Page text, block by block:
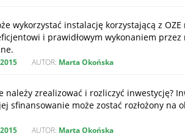
wykorzystać instalację korzystającą z
i prawidłowym wykonaniem
AUTOR: Marta Okońska
należy zrealizować i rozliczyć inwestycję?
sfinansowanie może zostać rozłożony na
AUTOR: Marta Okońska